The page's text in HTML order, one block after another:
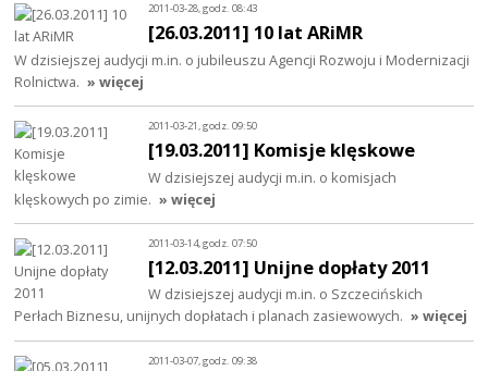
2011-03-28, godz. 08:43
[26.03.2011] 10 lat ARiMR
W dzisiejszej audycji m.in. o jubileuszu Agencji Rozwoju i Modernizacji
Rolnictwa. » więcej
2011-03-21, godz. 09:50
[19.03.2011] Komisje klęskowe
W dzisiejszej audycji m.in. o komisjach
klęskowych po zimie. » więcej
2011-03-14, godz. 07:50
[12.03.2011] Unijne dopłaty 2011
W dzisiejszej audycji m.in. o Szczecińskich
Perłach Biznesu, unijnych dopłatach i planach zasiewowych. » więcej
2011-03-07, godz. 09:38